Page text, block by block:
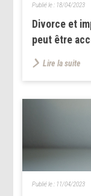
Divorce et
peut être
Publié le : 18/04/2023
Lire la suite
Publié le : 11/04/2023